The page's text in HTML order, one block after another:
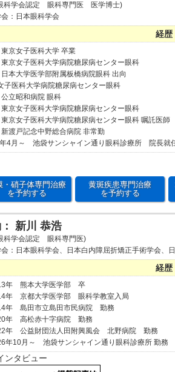
科学会認定 眼科専門医 医学博士)
会：日本眼科学会
経歴
京女子医科大学 卒業
京女子医科大学病院糖尿病センター眼科
本大学医学部附属板橋病院眼科 出向
子医科大学病院糖尿病センター眼科
立昭和病院 眼科
京女子医科大学病院糖尿病センター眼科
京女子医科大学病院糖尿病センター眼科 嘱託医師
渡戸記念中野総合病院 非常勤
4月～ 池袋サンシャイン通り眼科診療所 院長就
・硝子体専門治療
を予約する
黄斑疾患専門治療
を予約する
新川 恭浩
科学会認定 眼科専門医)
会：日本眼科学会、日本白内障屈折矯正手術学会、
経歴
年 熊本大学医学部 卒
年 京都大学医学部 眼科学教室入局
年 島田市立島田市民病院 勤務
年 高松赤十字病院 勤務
年 公益財団法人田附興風会 北野病院 勤務
年10月～ 池袋サンシャイン通り眼科診療所 勤務
ンタビュー